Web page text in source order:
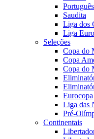
Português
Saudita
Liga dos
Liga
Seleções
Copa do
Copa
Copa do
Eurocopa
Liga das
Pré-
Continentais